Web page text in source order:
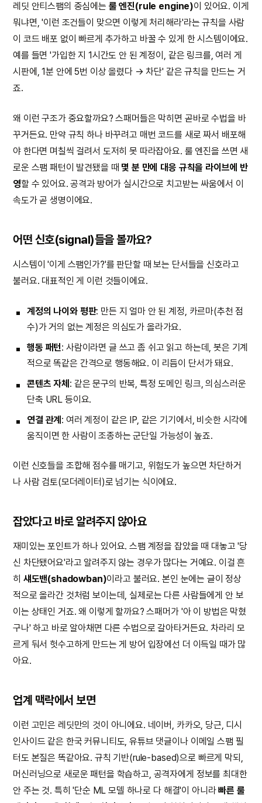
레딧 안티스팸의 중심에는 룰 엔진(rule engine)이 있어요. 이게
뭐냐면, '이런 조건들이 맞으면 이렇게 처리해라'라는 규칙을 사람
이 코드 배포 없이 빠르게 추가하고 바꿀 수 있게 한 시스템이에요.
예를 들면 '가입한 지 1시간도 안 된 계정이, 같은 링크를, 여러 게
시판에, 1분 안에 5번 이상 올렸다 → 차단' 같은 규칙을 만드는 거
죠.
왜 이런 구조가 중요할까요? 스패머들은 막히면 곧바로 수법을 바
꾸거든요. 만약 규칙 하나 바꾸려고 매번 코드를 새로 짜서 배포해
야 한다면 며칠씩 걸려서 도저히 못 따라잡아요. 룰 엔진을 쓰면 새
로운 스팸 패턴이 발견됐을 때 몇 분 만에 대응 규칙을 라이브에 반
영할 수 있어요. 공격과 방어가 실시간으로 치고받는 싸움에서 이
속도가 곧 생명이에요.
어떤 신호(signal)들을 볼까요?
시스템이 '이게 스팸인가?'를 판단할 때 보는 단서들을 신호라고
불러요. 대표적인 게 이런 것들이에요.
계정의 나이와 평판: 만든 지 얼마 안 된 계정, 카르마(추천 점
수)가 거의 없는 계정은 의심도가 올라가요.
행동 패턴: 사람이라면 글 쓰고 좀 쉬고 읽고 하는데, 봇은 기계
적으로 똑같은 간격으로 행동해요. 이 리듬이 단서가 돼요.
콘텐츠 자체 : 같은 문구의 반복, 특정 도메인 링크, 의심스러운
단축 URL 등이요.
연결 관계 : 여러 계정이 같은 IP, 같은 기기에서, 비슷한 시각에
움직이면 한 사람이 조종하는 군단일 가능성이 높죠.
이런 신호들을 조합해 점수를 매기고, 위험도가 높으면 차단하거
나 사람 검토(모더레이터)로 넘기는 식이에요.
잡았다고 바로 알려주지 않아요
재미있는 포인트가 하나 있어요. 스팸 계정을 잡았을 때 대놓고 '당
신 차단됐어요'라고 알려주지 않는 경우가 많다는 거예요. 이걸 흔
히 섀도밴(shadowban)이라고 불러요. 본인 눈에는 글이 정상
적으로 올라간 것처럼 보이는데, 실제로는 다른 사람들에게 안 보
이는 상태인 거죠. 왜 이렇게 할까요? 스패머가 '아 이 방법은 막혔
구나' 하고 바로 알아채면 다른 수법으로 갈아타거든요. 차라리 모
르게 둬서 헛수고하게 만드는 게 방어 입장에선 더 이득일 때가 많
아요.
업계 맥락에서 보면
이런 고민은 레딧만의 것이 아니에요. 네이버, 카카오, 당근, 디시
인사이드 같은 한국 커뮤니티도, 유튜브 댓글이나 이메일 스팸 필
터도 본질은 똑같아요. 규칙 기반(rule-based)으로 빠르게 막되,
머신러닝으로 새로운 패턴을 학습하고, 공격자에게 정보를 최대한
안 주는 것. 특히 '단순 ML 모델 하나로 다 해결'이 아니라빠른 룰